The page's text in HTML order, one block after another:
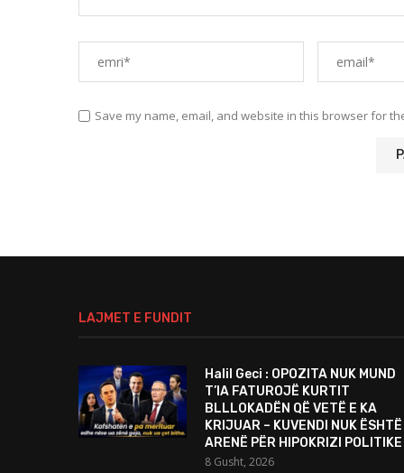
Save my name, email, and website in this browser for
LAJMET E FUNDIT
Halil Geci : OPOZITA NUK MUND
T’IA FATUROJË KURTIT
BLLLOKADËN QË VETË E KA
KRIJUAR – KUVENDI NUK ËSHTË
ARENË PËR HIPOKRIZI POLITIKE
8 Gusht, 2026